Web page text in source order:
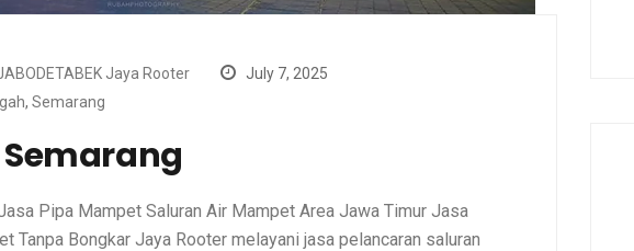
Jaya Rooter
July 7, 2025
, Semarang
Pipa Mampet Saluran Air Mampet Area Jawa Timur Jasa
Tanpa Bongkar Jaya Rooter melayani jasa pelancaran saluran